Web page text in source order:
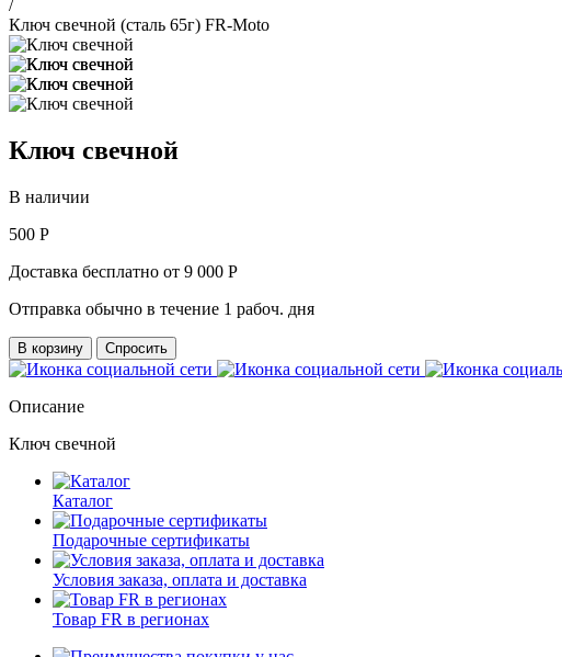
/
Ключ свечной (сталь 65г) FR-Moto
Ключ свечной
В наличии
500 Р
Доставка бесплатно от 9 000 Р
Отправка обычно в течение 1 рабоч. дня
В корзину Спросить
Описание
Ключ свечной
Каталог
Подарочные сертификаты
Условия заказа, оплата и доставка
Товар FR в регионах